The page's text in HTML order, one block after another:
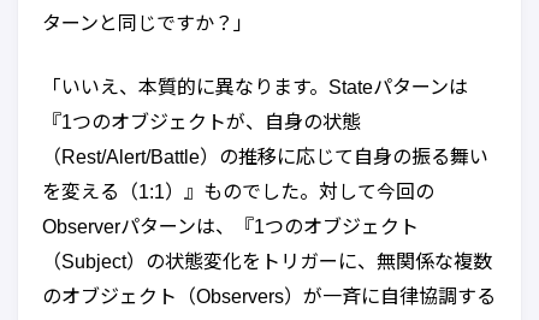
ターンと同じですか？」
「いいえ、本質的に異なります。Stateパターンは
『1つのオブジェクトが、自身の状態
（Rest/Alert/Battle）の推移に応じて自身の振る舞い
を変える（1:1）』ものでした。対して今回の
Observerパターンは、『1つのオブジェクト
（Subject）の状態変化をトリガーに、無関係な複数
のオブジェクト（Observers）が一斉に自律協調する